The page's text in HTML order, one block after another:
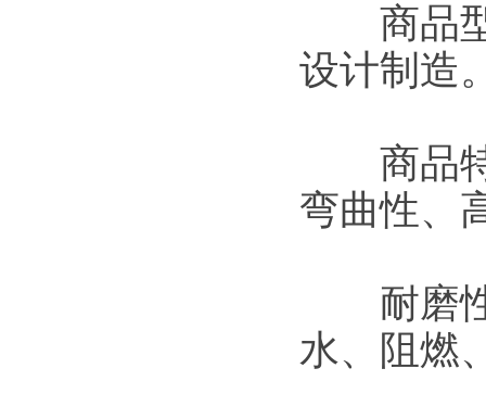
商品型
设计制造
商品特
弯曲性、
耐磨性
水、阻燃